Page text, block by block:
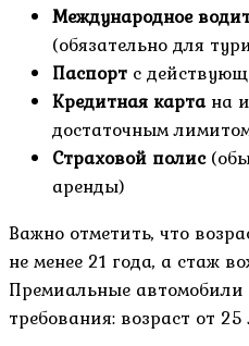
Международное
(обязательно для
Паспорт с
Кредитная картана
достаточным
Страховой полис
аренды)
Важно отметить, что
не менее 21 года, а стаж
Премиальные
требования: возраст от